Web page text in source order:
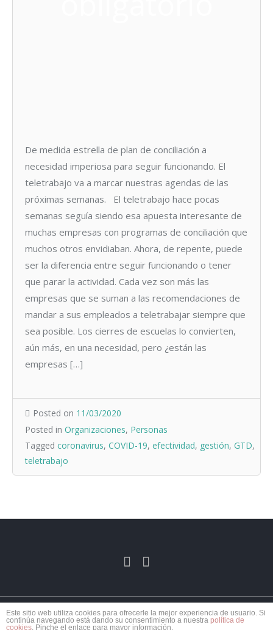
De medida estrella de plan de conciliación a
necesidad imperiosa para seguir funcionando. El
teletrabajo va a marcar nuestras agendas de las
próximas semanas. El teletrabajo hace pocas
semanas seguía siendo esa apuesta interesante de
muchas empresas con programas de conciliación que
muchos otros envidiaban. Ahora, de repente, puede
ser la diferencia entre seguir funcionando o tener
que parar la actividad. Cada vez son más las
empresas que se suman a las recomendaciones de
mandar a sus empleados a teletrabajar siempre que
sea posible. Los cierres de escuelas lo convierten,
aún más, en una necesidad, pero ¿están las
empresas […]
Posted on 11/03/2020
Posted in Organizaciones, Personas
Tagged coronavirus, COVID-19, efectividad, gestión, GTD,
teletrabajo
Este sitio web utiliza cookies para ofrecerle la mejor experiencia de usuario. Si
continúa navegando está dando su consentimiento a nuestra política de
cookies. Pinche el enlace para mayor información.